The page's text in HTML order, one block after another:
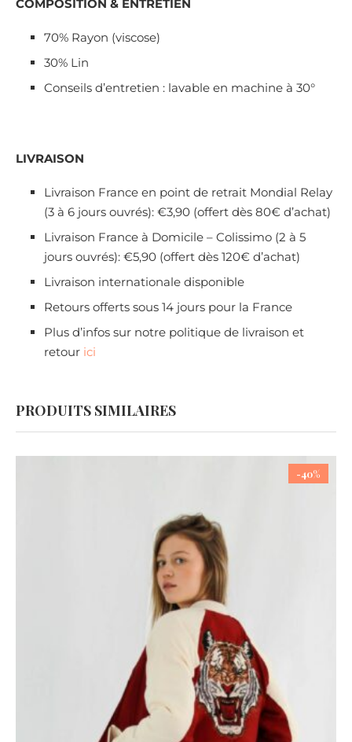
COMPOSITION & ENTRETIEN
70% Rayon (viscose)
30% Lin
Conseils d’entretien : lavable en machine à 30°
LIVRAISON
Livraison France en point de retrait Mondial Relay
(3 à 6 jours ouvrés): €3,90 (offert dès 80€ d’achat)
Livraison France à Domicile – Colissimo (2 à 5
jours ouvrés): €5,90 (offert dès 120€ d’achat)
Livraison internationale disponible
Retours offerts sous 14 jours pour la France
Plus d’infos sur notre politique de livraison et
retour ici
PRODUITS SIMILAIRES
-40%